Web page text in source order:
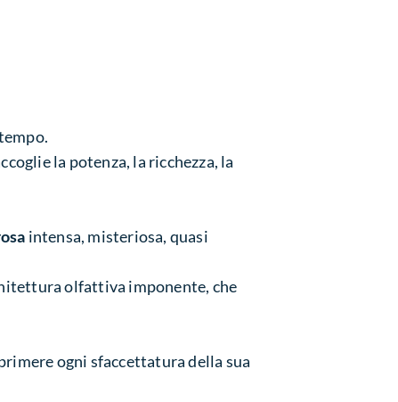
la potenza, la ricchezza, la
intensa, misteriosa, quasi
olfattiva imponente, che
ogni sfaccettatura della sua